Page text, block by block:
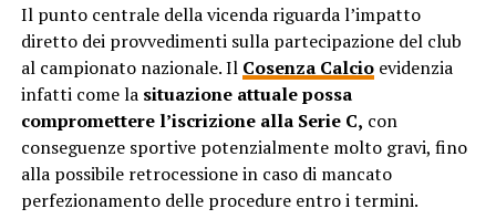
Il punto centrale della vicenda riguarda l’impatto
diretto dei provvedimenti sulla partecipazione del club
al campionato nazionale. Il Cosenza Calcioevidenzia
infatti come la situazione attuale possa
compromettere l’iscrizione alla Serie C, con
conseguenze sportive potenzialmente molto gravi, fino
alla possibile retrocessione in caso di mancato
perfezionamento delle procedure entro i termini.